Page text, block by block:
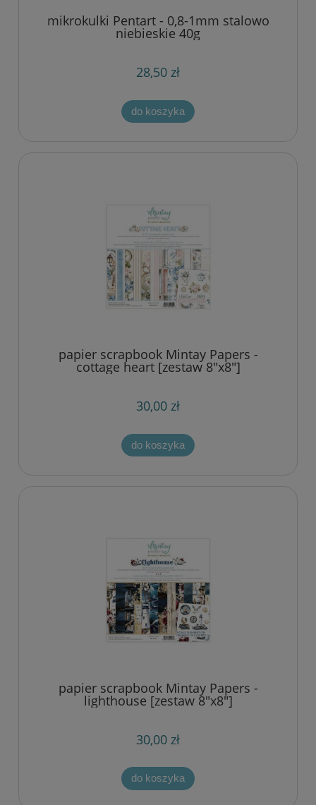
mikrokulki Pentart - 0,8-1mm stalowo
niebieskie 40g
28,50 zł
do koszyka
papier scrapbook Mintay Papers -
cottage heart [zestaw 8"x8"]
30,00 zł
do koszyka
papier scrapbook Mintay Papers -
lighthouse [zestaw 8"x8"]
30,00 zł
do koszyka